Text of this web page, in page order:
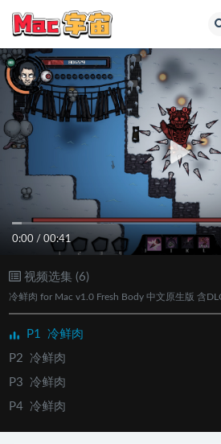
0:00 / 00:41
视频选集 (6)
冷鲜肉 for Mac v1.0 Fresh Body 中文原生版 含
P1
冷鲜肉
P2
冷鲜肉
P3
冷鲜肉
P4 冷鲜肉
P5 冷鲜肉